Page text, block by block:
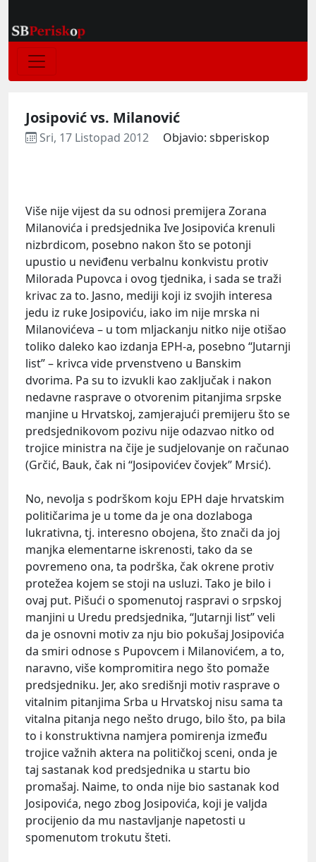
Josipović vs. Milanović
Sri, 17 Listopad 2012 Objavio: sbperiskop
Više nije vijest da su odnosi premijera Zorana
Milanovića i predsjednika Ive Josipovića krenuli
nizbrdicom, posebno nakon što se potonji
upustio u neviđenu verbalnu konkvistu protiv
Milorada Pupovca i ovog tjednika, i sada se traži
krivac za to. Jasno, mediji koji iz svojih interesa
jedu iz ruke Josipoviću, iako im nije mrska ni
Milanovićeva – u tom mljackanju nitko nije otišao
toliko daleko kao izdanja EPH-a, posebno “Jutarnji
list” – krivca vide prvenstveno u Banskim
dvorima. Pa su to izvukli kao zaključak i nakon
nedavne rasprave o otvorenim pitanjima srpske
manjine u Hrvatskoj, zamjerajući premijeru što se
predsjednikovom pozivu nije odazvao nitko od
trojice ministra na čije je sudjelovanje on računao
(Grčić, Bauk, čak ni “Josipovićev čovjek” Mrsić).
No, nevolja s podrškom koju EPH daje hrvatskim
političarima je u tome da je ona dozlaboga
lukrativna, tj. interesno obojena, što znači da joj
manjka elementarne iskrenosti, tako da se
povremeno ona, ta podrška, čak okrene protiv
protežea kojem se stoji na usluzi. Tako je bilo i
ovaj put. Pišući o spomenutoj raspravi o srpskoj
manjini u Uredu predsjednika, “Jutarnji list” veli
da je osnovni motiv za nju bio pokušaj Josipovića
da smiri odnose s Pupovcem i Milanovićem, a to,
naravno, više kompromitira nego što pomaže
predsjedniku. Jer, ako središnji motiv rasprave o
vitalnim pitanjima Srba u Hrvatskoj nisu sama ta
vitalna pitanja nego nešto drugo, bilo što, pa bila
to i konstruktivna namjera pomirenja između
trojice važnih aktera na političkoj sceni, onda je
taj sastanak kod predsjednika u startu bio
promašaj. Naime, to onda nije bio sastanak kod
Josipovića, nego zbog Josipovića, koji je valjda
procijenio da mu nastavljanje napetosti u
spomenutom trokutu šteti.